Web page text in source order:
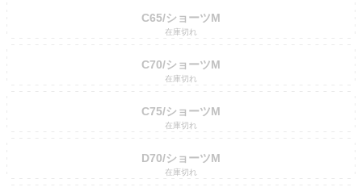
C65/ショーツM
在庫切れ
C70/ショーツM
在庫切れ
C75/ショーツM
在庫切れ
D70/ショーツM
在庫切れ